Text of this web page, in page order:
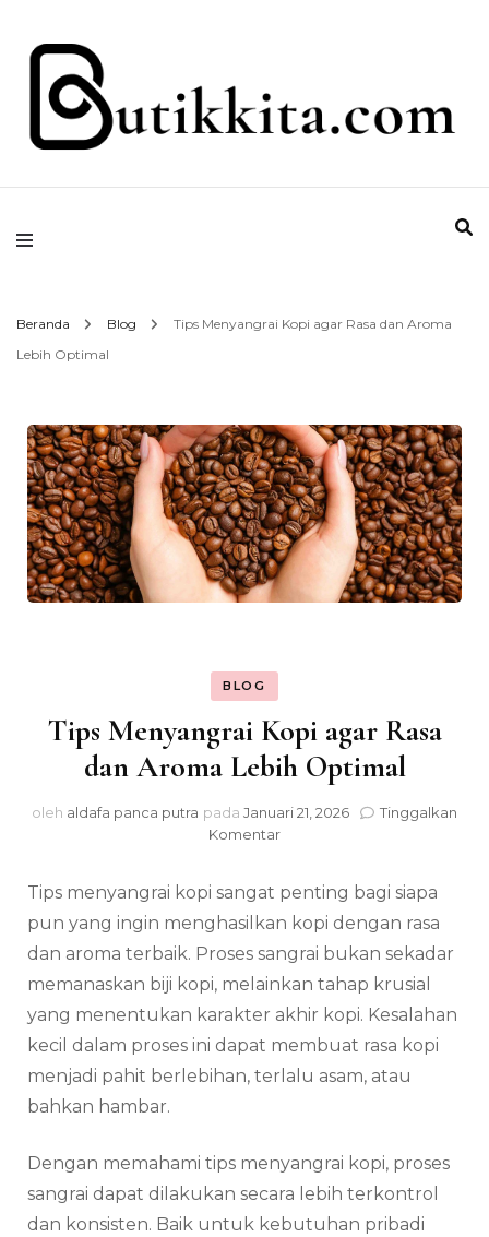
butikkita.com
Beranda Blog
Tips Menyangrai Kopi agar Rasa dan Aroma
Lebih Optimal
BLOG
Tips Menyangrai Kopi agar Rasa
dan Aroma Lebih Optimal
oleh aldafa panca putra pada Januari 21, 2026
Tinggalkan
Komentarpada
Kopi
agar
dan
Aroma
Lebih
Tips menyangrai kopi sangat penting bagi siapa
pun yang ingin menghasilkan kopi dengan rasa
dan aroma terbaik. Proses sangrai bukan sekadar
memanaskan biji kopi, melainkan tahap krusial
yang menentukan karakter akhir kopi. Kesalahan
kecil dalam proses ini dapat membuat rasa kopi
menjadi pahit berlebihan, terlalu asam, atau
bahkan hambar.
Dengan memahami tips menyangrai kopi, proses
sangrai dapat dilakukan secara lebih terkontrol
dan konsisten. Baik untuk kebutuhan pribadi